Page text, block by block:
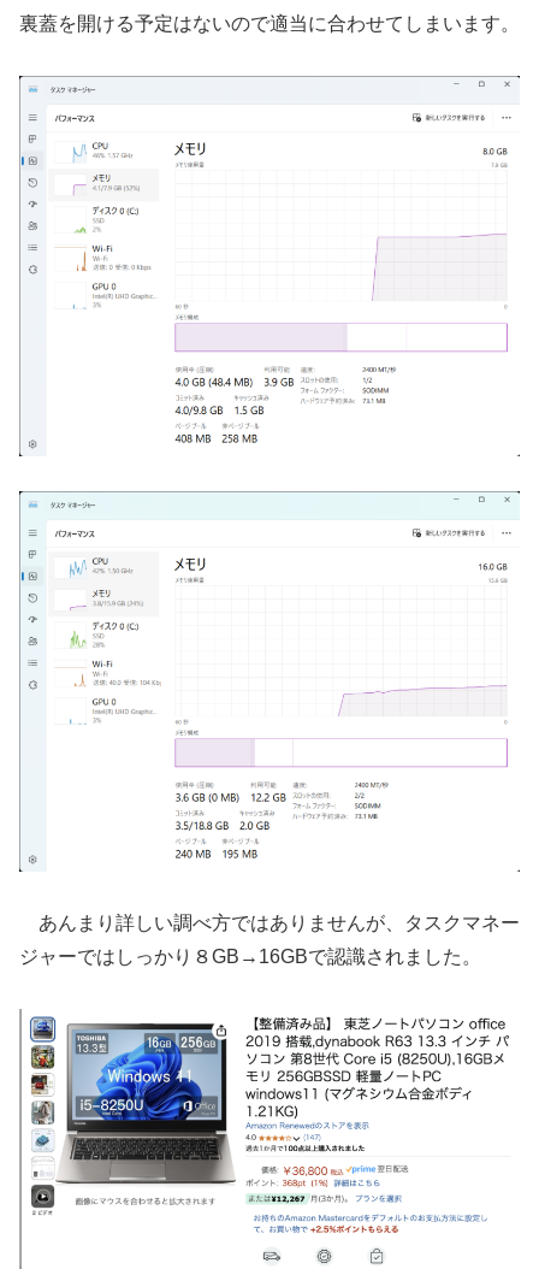
裏蓋を開ける予定はないので適当に合わせてしまいます。
あんまり詳しい調べ方ではありませんが、タスクマネー
ジャーではしっかり８GB→16GBで認識されました。